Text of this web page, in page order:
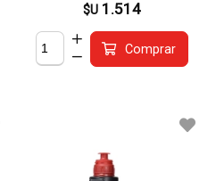
$U 1.514
Comprar